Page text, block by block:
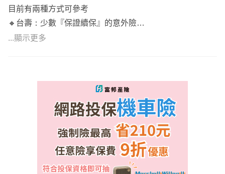
目前有兩種方式可參考
🔸台壽：少數『保證續保』的意外險
🔸規劃意外險時，壽險為主，產險為輔
建議您找專業又客觀的業務員協助保單優化‼️
...顯示更多